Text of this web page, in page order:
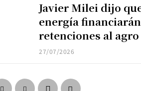
Javier Milei dijo
energía
retenciones al agro
27/07/2026